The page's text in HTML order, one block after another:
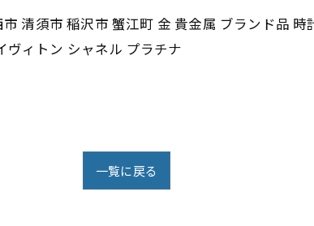
清須市 稲沢市 蟹江町 金 貴金属 ブランド品 時
ヴィトン シャネル プラチナ
一覧に戻る